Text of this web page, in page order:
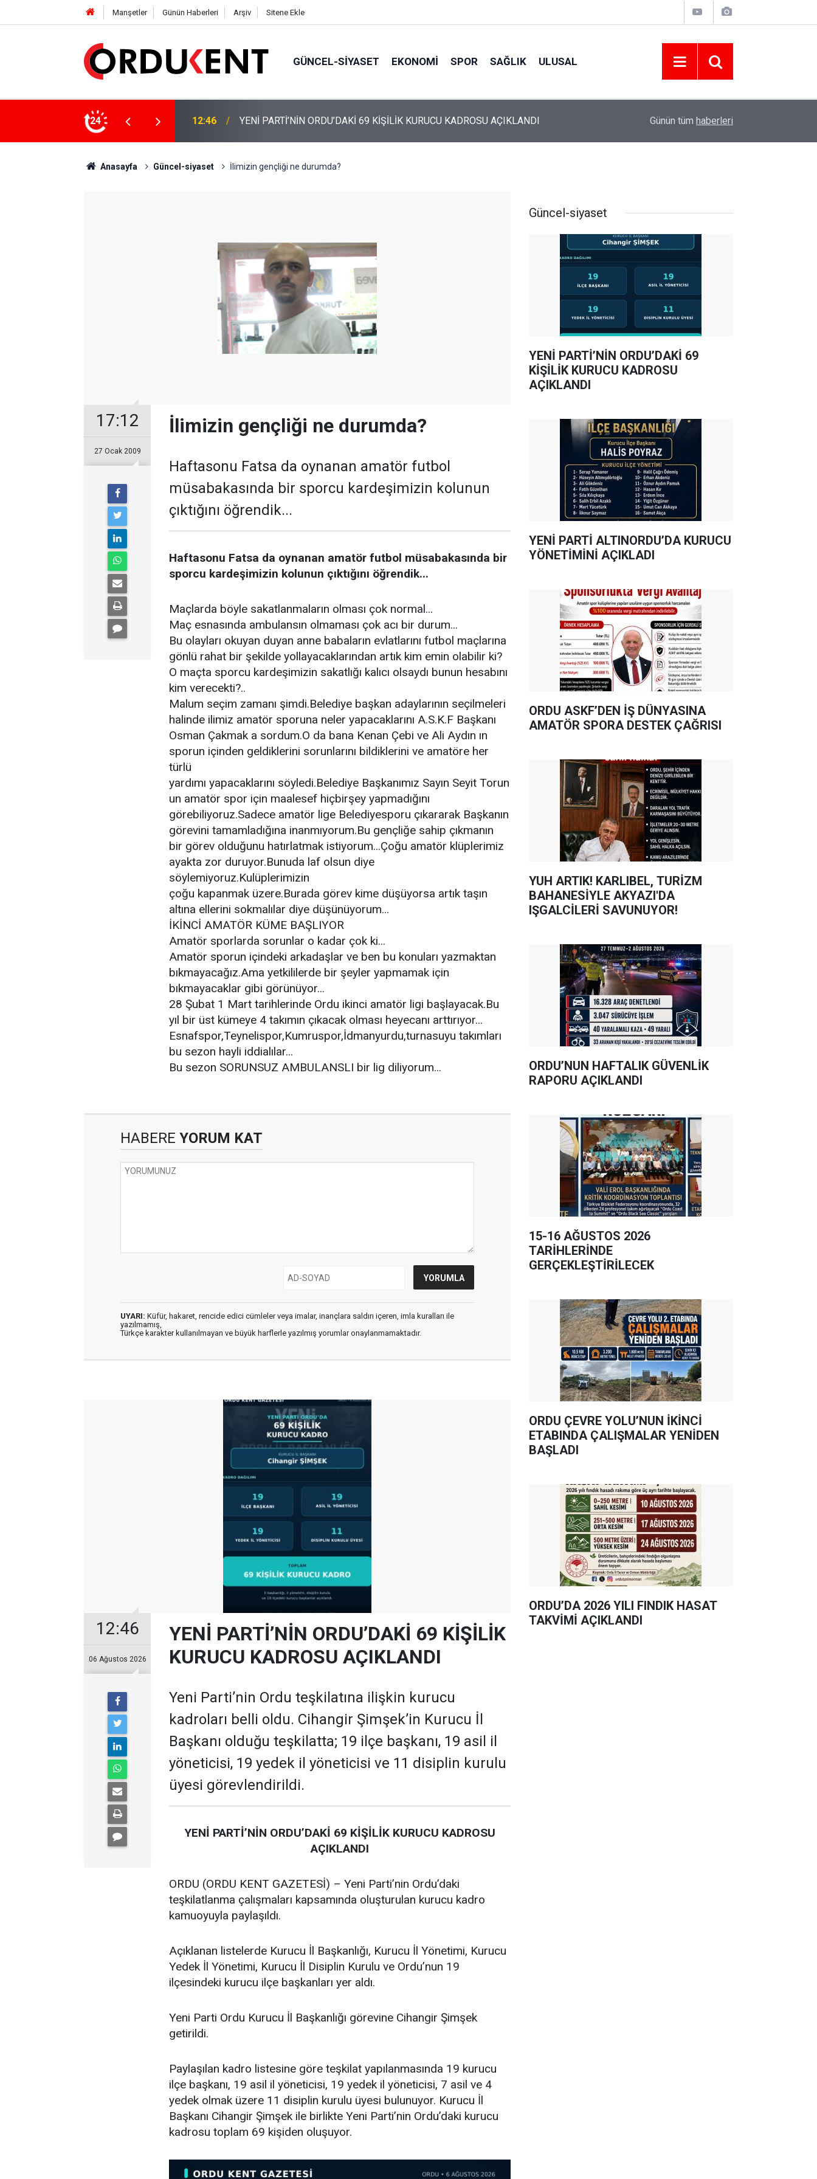
Manşetler Günün Haberleri Arşiv Sitene Ekle
GÜNCEL-SIYASET EKONOMI SPOR SAĞLIK ULUSAL
24
KURUCU KADROSU AÇIKLANDI 12:22 YENİ PARTİ ALTINORDU’DA KURUCU YÖNETİMİNİ AÇIKLADI ORDU ASKF’DEN İŞ DÜNYASINA AMATÖR
Günün tüm haberleri
Anasayfa Güncel-siyaset İlimizin gençliği ne durumda?
17:12
27 Ocak 2009
İlimizin gençliği ne durumda?
Haftasonu Fatsa da oynanan amatör futbol
müsabakasında bir sporcu kardeşimizin kolunun
çıktığını öğrendik...
Haftasonu Fatsa da oynanan amatör futbol müsabakasında bir
sporcu kardeşimizin kolunun çıktığını öğrendik...
Maçlarda böyle sakatlanmaların olması çok normal...
Maç esnasında ambulansın olmaması çok acı bir durum...
Bu olayları okuyan duyan anne babaların evlatlarını futbol maçlarına
gönlü rahat bir şekilde yollayacaklarından artık kim emin olabilir ki?
O maçta sporcu kardeşimizin sakatlığı kalıcı olsaydı bunun hesabını
kim verecekti?..
Malum seçim zamanı şimdi.Belediye başkan adaylarının seçilmeleri
halinde ilimiz amatör sporuna neler yapacaklarını A.S.K.F Başkanı
Osman Çakmak a sordum.O da bana Kenan Çebi ve Ali Aydın ın
sporun içinden geldiklerini sorunlarını bildiklerini ve amatöre her
türlü
yardımı yapacaklarını söyledi.Belediye Başkanımız Sayın Seyit Torun
un amatör spor için maalesef hiçbirşey yapmadığını
görebiliyoruz.Sadece amatör lige Belediyesporu çıkararak Başkanın
görevini tamamladığına inanmıyorum.Bu gençliğe sahip çıkmanın
bir görev olduğunu hatırlatmak istiyorum...Çoğu amatör klüplerimiz
ayakta zor duruyor.Bunuda laf olsun diye
söylemiyoruz.Kulüplerimizin
çoğu kapanmak üzere.Burada görev kime düşüyorsa artık taşın
altına ellerini sokmalılar diye düşünüyorum...
İKİNCİ AMATÖR KÜME BAŞLIYOR
Amatör sporlarda sorunlar o kadar çok ki...
Amatör sporun içindeki arkadaşlar ve ben bu konuları yazmaktan
bıkmayacağız.Ama yetkililerde bir şeyler yapmamak için
bıkmayacaklar gibi görünüyor...
28 Şubat 1 Mart tarihlerinde Ordu ikinci amatör ligi başlayacak.Bu
yıl bir üst kümeye 4 takımın çıkacak olması heyecanı arttırıyor...
Esnafspor,Teynelispor,Kumruspor,İdmanyurdu,turnasuyu takımları
bu sezon hayli iddialılar...
Bu sezon SORUNSUZ AMBULANSLI bir lig diliyorum...
HABERE YORUM KAT
UYARI: Küfür, hakaret, rencide edici cümleler veya imalar, inançlara saldırı içeren, imla kuralları ile
yazılmamış,
Türkçe karakter kullanılmayan ve büyük harflerle yazılmış yorumlar onaylanmamaktadır.
12:46
06 Ağustos 2026
YENİ PARTİ’NİN ORDU’DAKİ 69 KİŞİLİK
KURUCU KADROSU AÇIKLANDI
Yeni Parti’nin Ordu teşkilatına ilişkin kurucu
kadroları belli oldu. Cihangir Şimşek’in Kurucu İl
Başkanı olduğu teşkilatta; 19 ilçe başkanı, 19 asil il
yöneticisi, 19 yedek il yöneticisi ve 11 disiplin kurulu
üyesi görevlendirildi.
YENİ PARTİ’NİN ORDU’DAKİ 69 KİŞİLİK KURUCU KADROSU
AÇIKLANDI
ORDU (ORDU KENT GAZETESİ) – Yeni Parti’nin Ordu’daki
teşkilatlanma çalışmaları kapsamında oluşturulan kurucu kadro
kamuoyuyla paylaşıldı.
Açıklanan listelerde Kurucu İl Başkanlığı, Kurucu İl Yönetimi, Kurucu
Yedek İl Yönetimi, Kurucu İl Disiplin Kurulu ve Ordu’nun 19
ilçesindeki kurucu ilçe başkanları yer aldı.
Yeni Parti Ordu Kurucu İl Başkanlığı görevine Cihangir Şimşek
getirildi.
Paylaşılan kadro listesine göre teşkilat yapılanmasında 19 kurucu
ilçe başkanı, 19 asil il yöneticisi, 19 yedek il yöneticisi, 7 asil ve 4
yedek olmak üzere 11 disiplin kurulu üyesi bulunuyor. Kurucu İl
Başkanı Cihangir Şimşek ile birlikte Yeni Parti’nin Ordu’daki kurucu
kadrosu toplam 69 kişiden oluşuyor.
Güncel-siyaset
YENİ PARTİ’NİN ORDU’DAKİ 69
KİŞİLİK KURUCU KADROSU
AÇIKLANDI
YENİ PARTİ ALTINORDU’DA KURUCU
YÖNETİMİNİ AÇIKLADI
ORDU ASKF’DEN İŞ DÜNYASINA
AMATÖR SPORA DESTEK ÇAĞRISI
YUH ARTIK! KARLIBEL, TURİZM
BAHANESİYLE AKYAZI'DA
IŞGALCİLERİ SAVUNUYOR!
ORDU’NUN HAFTALIK GÜVENLİK
RAPORU AÇIKLANDI
15-16 AĞUSTOS 2026
TARİHLERİNDE
GERÇEKLEŞTİRİLECEK
ORDU ÇEVRE YOLU’NUN İKİNCİ
ETABINDA ÇALIŞMALAR YENİDEN
BAŞLADI
ORDU’DA 2026 YILI FINDIK HASAT
TAKVİMİ AÇIKLANDI